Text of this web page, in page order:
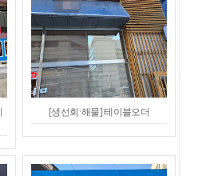
[생선회·해물] 테이블오더